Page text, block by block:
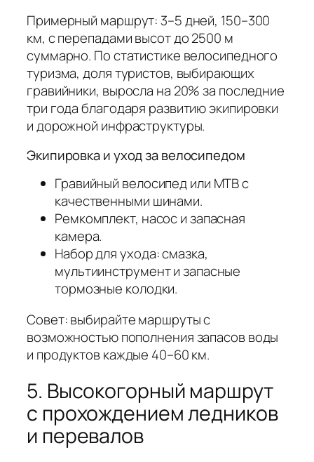
Примерный маршрут: 3–5 дней, 150–300
км, с перепадами высот до 2500 м
суммарно. По статистике велосипедного
туризма, доля туристов, выбирающих
гравийники, выросла на 20% за последние
три года благодаря развитию экипировки
и дорожной инфраструктуры.
Экипировка и уход за велосипедом
Гравийный велосипед или MTB с
качественными шинами.
Ремкомплект, насос и запасная
камера.
Набор для ухода: смазка,
мультиинструмент и запасные
тормозные колодки.
Совет: выбирайте маршруты с
возможностью пополнения запасов воды
и продуктов каждые 40–60 км.
5. Высокогорный маршрут
с прохождением ледников
и перевалов